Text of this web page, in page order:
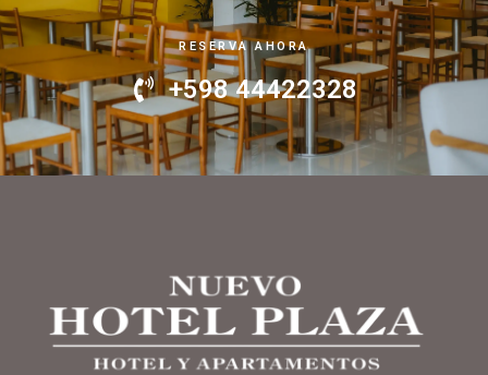
RESERVA AHORA
+598 44422328